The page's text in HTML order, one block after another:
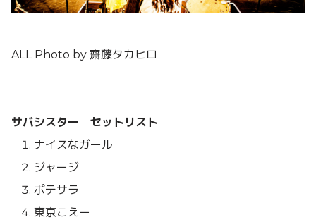
ALL Photo by 齋藤タカヒロ
サバシスター セットリスト
ナイスなガール
ジャージ
ポテサラ
東京こえー